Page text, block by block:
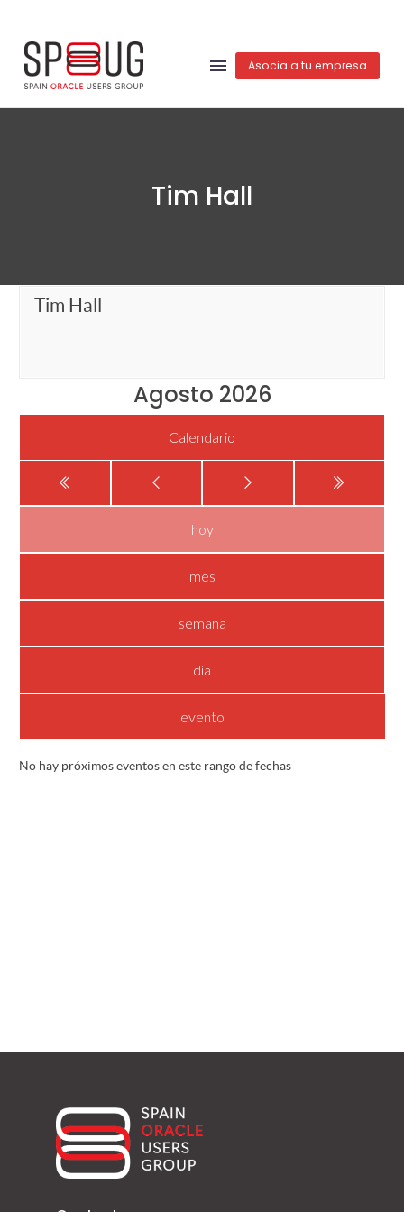
Asocia a tu empresa
Tim Hall
Tim Hall
Agosto 2026
Calendario
hoy
mes
semana
día
evento
No hay próximos eventos en este rango de fechas